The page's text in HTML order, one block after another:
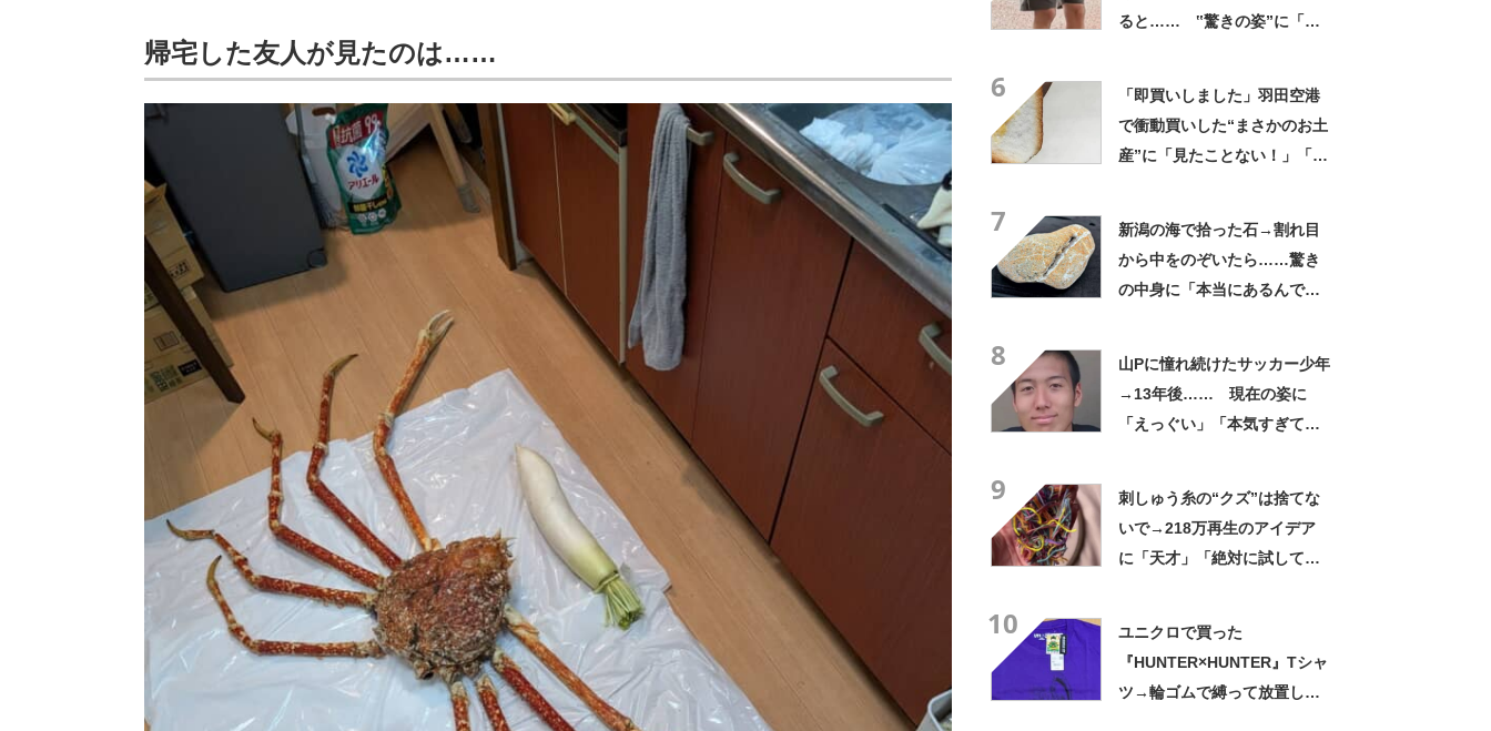
帰宅した友人が見たのは……
ると…… ‟驚きの姿”に「最
6
「即買いしました」羽田空港
で衝動買いした“まさかのお土
産”に「見たことない！」「み
7
新潟の海で拾った石→割れ目
から中をのぞいたら……驚き
の中身に「本当にあるんです
8
山Pに憧れ続けたサッカー少年
→13年後…… 現在の姿に
「えっぐい」「本気すぎて尊
9
刺しゅう糸の“クズ”は捨てな
いで→218万再生のアイデア
に「天才」「絶対に試してみ
10
ユニクロで買った
『HUNTER×HUNTER』Tシャ
ツ→輪ゴムで縛って放置した